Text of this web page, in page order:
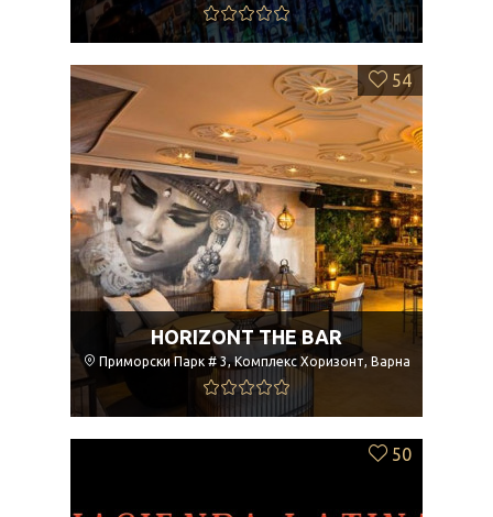
54
HORIZONT THE BAR
Приморски Парк # 3, Комплекс Хоризонт, Варна
50